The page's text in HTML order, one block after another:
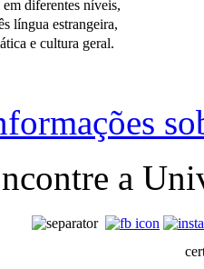
diferentes níveis,
língua estrangeira,
e cultura geral.
a